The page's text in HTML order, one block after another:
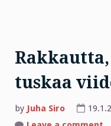
tuskaa
by Juha Siro